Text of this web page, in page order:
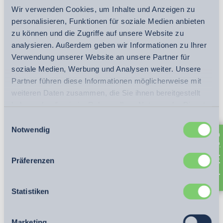
Wir verwenden Cookies, um Inhalte und Anzeigen zu
personalisieren, Funktionen für soziale Medien anbieten
zu können und die Zugriffe auf unsere Website zu
analysieren. Außerdem geben wir Informationen zu Ihrer
Verwendung unserer Website an unsere Partner für
soziale Medien, Werbung und Analysen weiter. Unsere
Partner führen diese Informationen möglicherweise mit
weiteren Daten zusammen, die Sie ihnen bereitgestellt
unserenCookies
, wenn Sie unsere Webseite weiterhin
Notwendig
Präferenzen
Statistiken
Direkt buchen